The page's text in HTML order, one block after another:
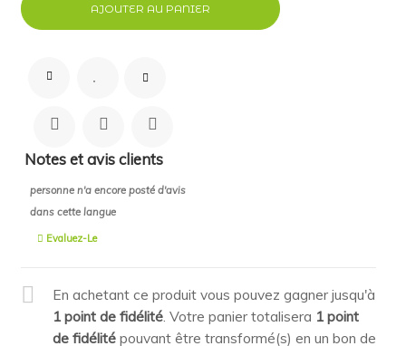
AJOUTER AU PANIER
Notes et avis clients
personne n'a encore posté d'avis
dans cette langue
Evaluez-Le
En achetant ce produit vous pouvez gagner jusqu'à
1 point de fidélité . Votre panier totalisera 1 point
de fidélité pouvant être transformé(s) en un bon de